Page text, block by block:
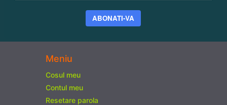
ABONATI-VA
Meniu
Cosul meu
Contul meu
Resetare parola